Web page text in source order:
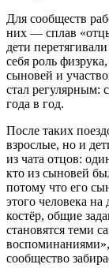
Для сообществ
них — сплав
дети
себя роль
сыновей и
стал регулярным:
года в год.
После таких
взрослые, но и
из чата отцов:
кто из сыновей
потому что его
этого человека
костёр, общие
становятся теми
сообщество